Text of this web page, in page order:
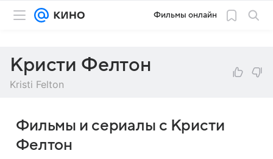
Фильмы онлайн
Кристи Фелтон
Kristi Felton
Фильмы и сериалы с Кристи
Фелтон